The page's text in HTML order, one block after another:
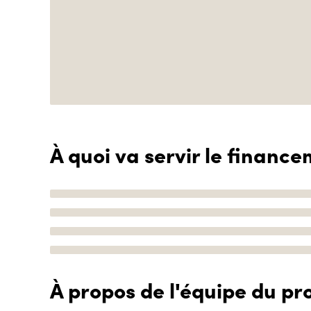
À quoi va servir le
À propos de l'équipe du